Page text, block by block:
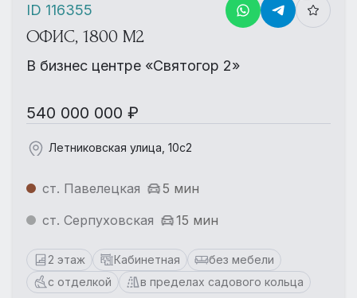
ОФИС, 1800 М2
В бизнес центре «Святогор 2»
540 000 000 ₽
Летниковская улица, 10с2
ст. Павелецкая
5 мин
ст. Серпуховская
15 мин
2 этаж Кабинетная
без мебели
с отделкой
в пределах садового кольца
ID 116355